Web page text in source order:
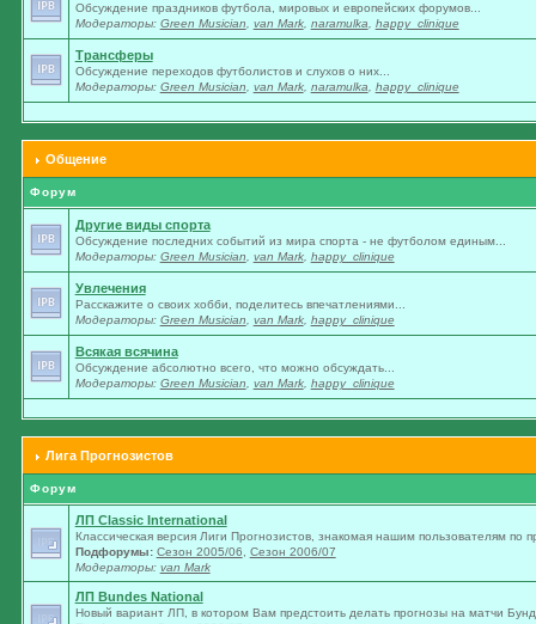
Обсуждение праздников футбола, мировых и европейских форумов...
Модераторы: Green Musician van Mark, naramulka happy_clinique
Трансферы
Обсуждение переходов футболистов и слухов о них...
Модераторы: Green Musician van Mark, naramulka happy_clinique
Общение
Форум
Другие виды спорта
Обсуждение последних событий из мира спорта - не футболом единым...
Модераторы: Green Musician van Mark, happy_clinique
Увлечения
Расскажите о своих хобби, поделитесь впечатлениями...
Модераторы: Green Musician van Mark, happy_clinique
Всякая всячина
Обсуждение абсолютно всего, что можно обсуждать...
Модераторы: Green Musician van Mark, happy_clinique
Лига Прогнозистов
Форум
ЛП Classic International
Классическая версия Лиги Прогнозистов, знакомая нашим пользователям по
Подфорумы: Сезон 2005/06
Сезон 2006/07
Модераторы: van Mark
ЛП Bundes National
Новый вариант ЛП, в котором Вам предстоить делать прогнозы на матчи